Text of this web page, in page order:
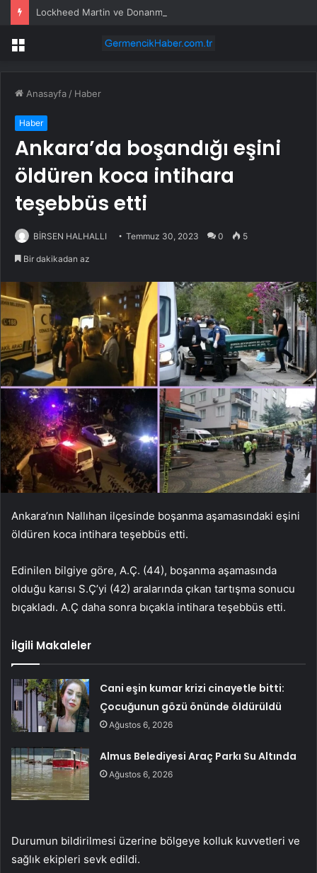
Menü
Anasayfa / Haber
Haber
Ankara’da boşandığı eşini
öldüren koca intihara
teşebbüs etti
BİRSEN HALHALLI Temmuz 30, 2023 0 5
Bir dakikadan az
Ankara’nın Nallıhan ilçesinde boşanma aşamasındaki eşini
öldüren koca intihara teşebbüs etti.
Edinilen bilgiye göre, A.Ç. (44), boşanma aşamasında
olduğu karısı S.Ç’yi (42) aralarında çıkan tartışma sonucu
bıçakladı. A.Ç daha sonra bıçakla intihara teşebbüs etti.
İlgili Makaleler
Cani eşin kumar krizi cinayetle bitti:
Çocuğunun gözü önünde öldürüldü
Ağustos 6, 2026
Almus Belediyesi Araç Parkı Su Altında
Ağustos 6, 2026
Durumun bildirilmesi üzerine bölgeye kolluk kuvvetleri ve
sağlık ekipleri sevk edildi.